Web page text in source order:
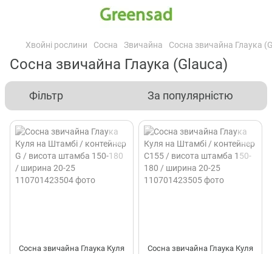
Хвойні рослини Сосна Звичайна Сосна звичайна Глаука
Сосна звичайна Глаука (Glauca)
Фільтр За популярністю
Сосна звичайна Глаука Куля
Сосна звичайна Глаука Куля